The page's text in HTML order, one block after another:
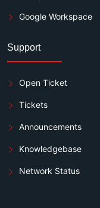
Google Workspace
Support
Open Ticket
Tickets
Announcements
Knowledgebase
Network Status